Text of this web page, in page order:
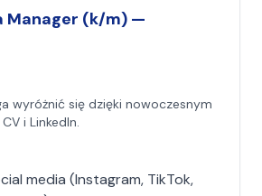
Manager (k/m) —
wyróżnić się dzięki nowoczesnym
i LinkedIn.
media (Instagram, TikTok,